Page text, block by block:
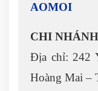
AOMOI
CHI
Địa chỉ: 242
Hoàng Mai –